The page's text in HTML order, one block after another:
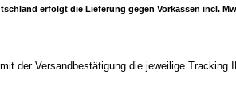
erfolgt die Lieferung gegen Vorkassen incl.
der Versandbestätigung die jeweilige Tracking